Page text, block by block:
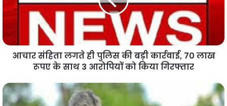
आचार संहिता लगते ही पुलिस की बड़ी कार्रवाई, 70 लाख
रूपए के साथ 3 आरोपियों को किया गिरफ्तार